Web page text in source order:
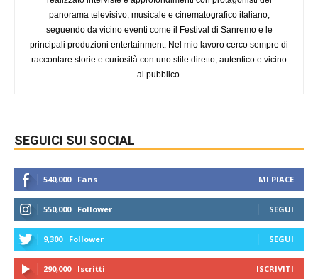
panorama televisivo, musicale e cinematografico italiano,
seguendo da vicino eventi come il Festival di Sanremo e le
principali produzioni entertainment. Nel mio lavoro cerco sempre di
raccontare storie e curiosità con uno stile diretto, autentico e vicino
al pubblico.
SEGUICI SUI SOCIAL
540,000 Fans MI PIACE
550,000 Follower SEGUI
9,300 Follower SEGUI
290,000 Iscritti ISCRIVITI